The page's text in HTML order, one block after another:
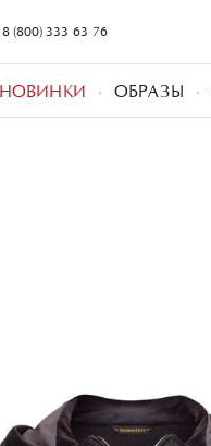
8 (800) 333-63-76
НОВИНКИ ОБРАЗЫ